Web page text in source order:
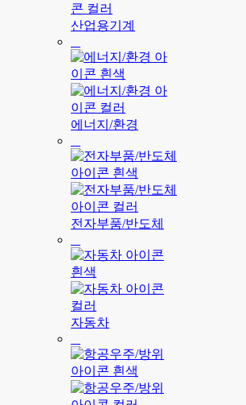
산업용기계
에너지/환경
전자부품/반도체
자동차